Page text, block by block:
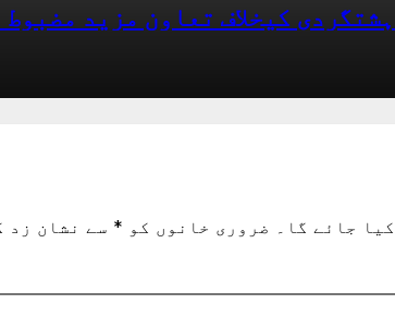
کیخلاف تعاون مزید
جائے گا۔ ضروری خانوں کو * سے نشان زد